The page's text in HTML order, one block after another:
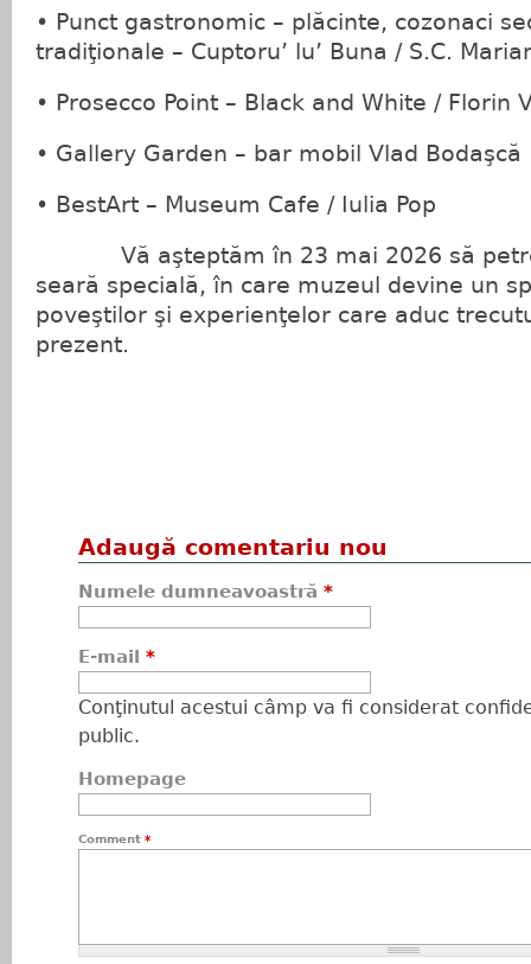
• Punct gastronomic – plăcinte, cozonaci
tradiţionale – Cuptoru’ lu’ Buna / S.C.
• Prosecco Point – Black and White / Florin
• Gallery Garden – bar mobil Vlad Bodaşcă
• BestArt – Museum Cafe / Iulia Pop
Vă aşteptăm în 23 mai 2026 să
seară specială, în care muzeul devine un
poveştilor şi experienţelor care aduc
prezent.
Adaugă comentariu nou
Numele dumneavoastră *
E-mail *
Conţinutul acestui câmp va fi considerat
public.
Homepage
Comment *